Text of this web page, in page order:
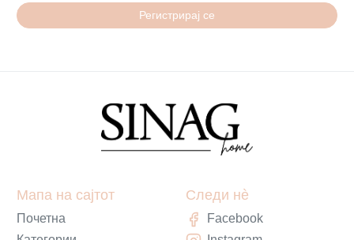
Регистрирај се
Мапа на сајтот
Почетна
Следи нè
Facebook